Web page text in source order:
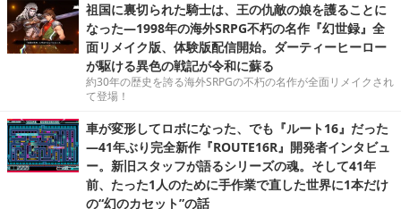
祖国に裏切られた騎士は、王の仇敵の娘を護ることに
なった―1998年の海外SRPG不朽の名作『幻世録』全
面リメイク版、体験版配信開始。ダーティーヒーロー
が駆ける異色の戦記が令和に蘇る
約30年の歴史を誇る海外SRPGの不朽の名作が全面リメイクされ
て登場！
車が変形してロボになった、でも『ルート16』だった
―41年ぶり完全新作『ROUTE16R』開発者インタビュ
ー。新旧スタッフが語るシリーズの魂。そして41年
前、たった1人のために手作業で直した世界に1本だけ
の“幻のカセット”の話